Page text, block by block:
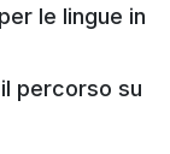
le lingue in
percorso su